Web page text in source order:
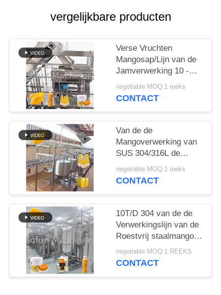
SITEMAP
PRIVACYBELEID
vergelijkbare producten
Verse Vruchten
Mangosap/Lijn van de
Jamverwerking 10 -
200T/D
negotiable MOQ:1 reeks
CONTACT
Van de de
Mangoverwerking van
SUS 304/316L de
Machine Aseptische
Zakken 10 - 100T/D
negotiable MOQ:1 reeks
CONTACT
10T/D 304 van de de
Verwerkingslijn van de
Roestvrij staalmango
Aseptisch de
Zakpakket
negotiable MOQ:1 REEKS
CONTACT